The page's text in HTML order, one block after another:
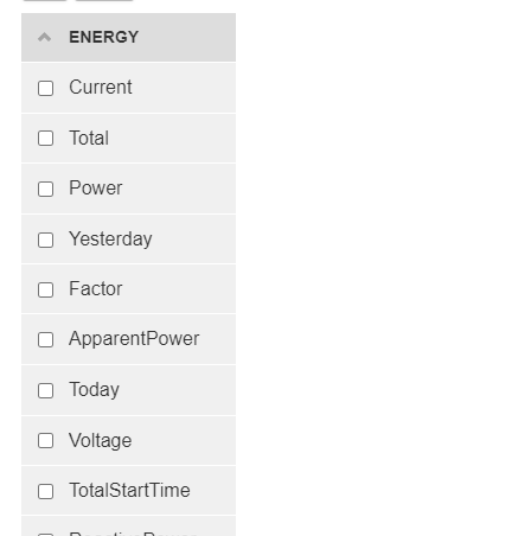
  cl.
begin( api_url + param)
  var r =  cl.GET()
tasmota.add_rule(